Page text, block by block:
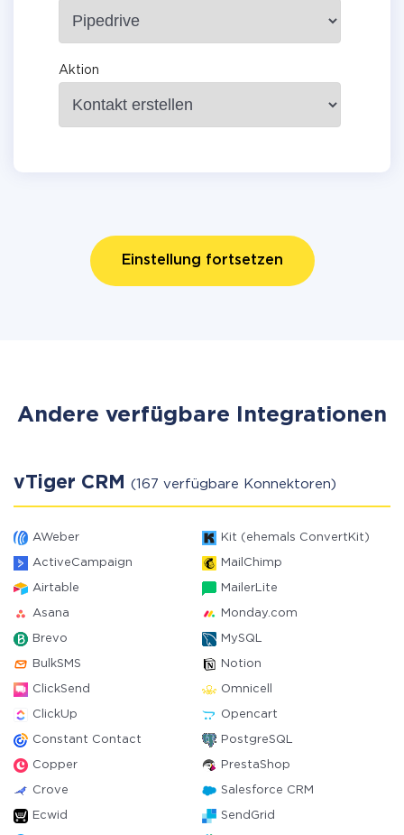
Aktion
Einstellung fortsetzen
Andere verfügbare Integrationen
vTiger CRM (167 verfügbare Konnektoren)
AWeber Kit (ehemals ConvertKit)
ActiveCampaign MailChimp
Airtable MailerLite
Asana Monday.com
Brevo MySQL
BulkSMS Notion
ClickSend Omnicell
ClickUp Opencart
Constant Contact PostgreSQL
Copper PrestaShop
Crove Salesforce CRM
Ecwid SendGrid